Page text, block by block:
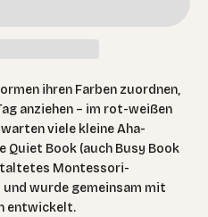
ihren Farben zuordnen,
anziehen – im rot-weißen
viele kleine Aha-
Quiet Book (auch Busy Book
Montessori-
und wurde gemeinsam mit
entwickelt.